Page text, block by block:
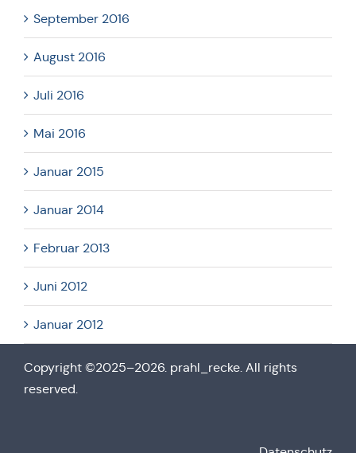
September 2016
August 2016
Juli 2016
Mai 2016
Januar 2015
Januar 2014
Februar 2013
Juni 2012
Januar 2012
Copy­right ©2025–2026. prahl_recke. All rights
reserved.